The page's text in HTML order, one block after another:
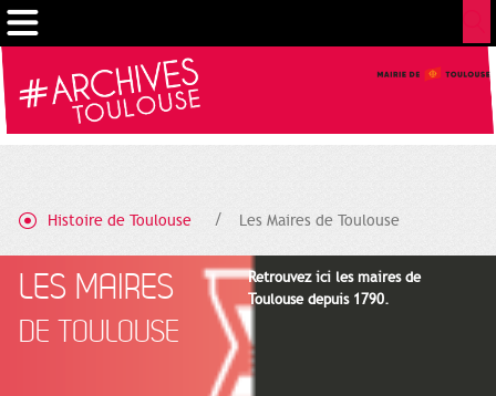
Histoire de Toulouse Les Maires de Toulouse
LES MAIRES
DE TOULOUSE
Retrouvez ici les maires de
Toulouse depuis 1790.
Gestion de vos préférences sur les cookies